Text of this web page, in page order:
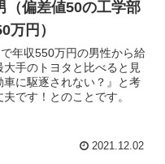
（偏差値50の工学部
万円）
年収550万円の男性から給
手のトヨタと比べると見
に駆逐されない？』と考
です！とのことです。
2021.12.02